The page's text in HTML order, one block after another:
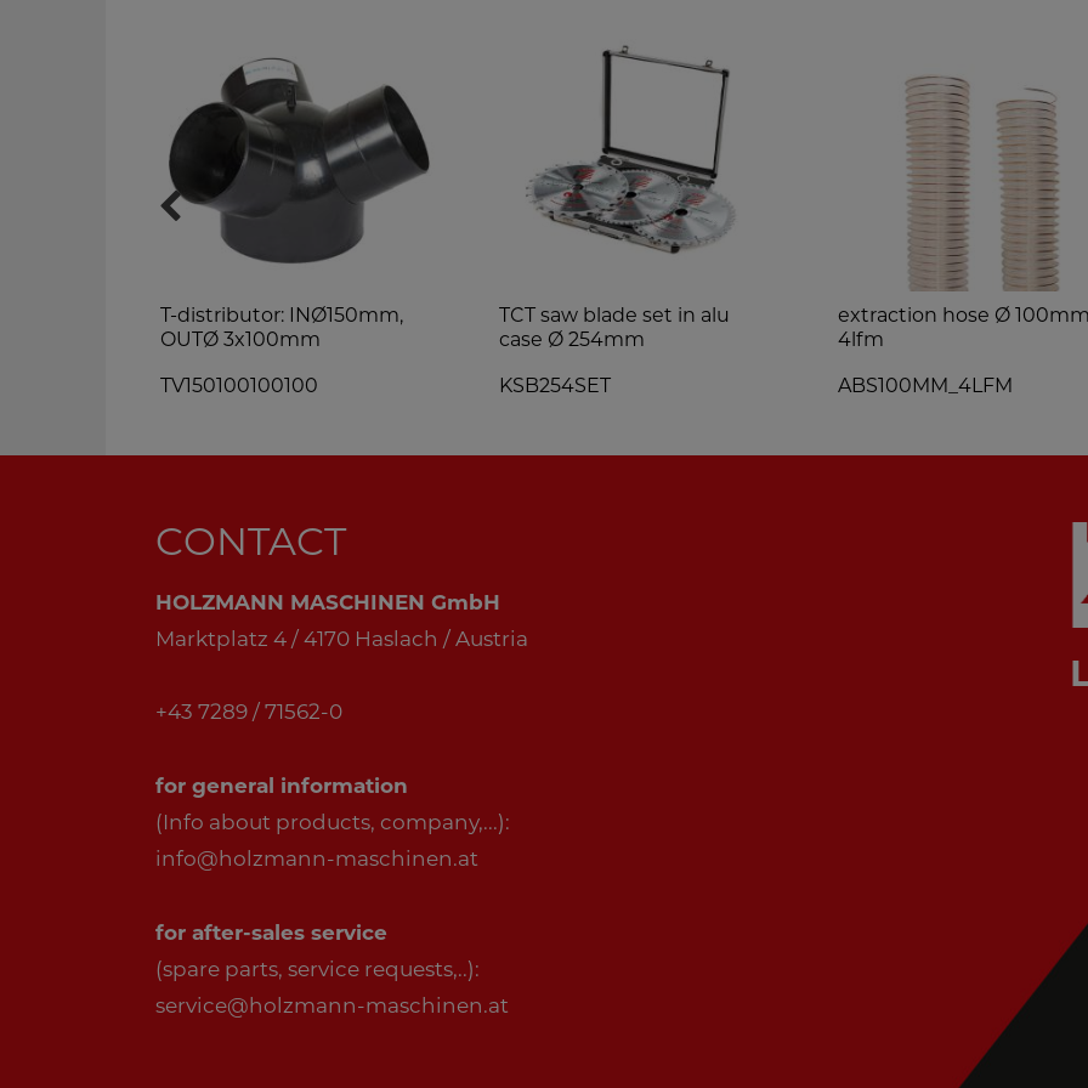
T-distributor: INØ150mm,
OUTØ 3x100mm
TV150100100100
TCT saw blade set in alu
case Ø 254mm
KSB254SET
extraction hose Ø 100mm
4lfm
ABS100MM_4LFM
CONTACT
HOLZMANN MASCHINEN GmbH
Marktplatz 4 / 4170 Haslach / Austria
+43 7289 / 71562-0
for general information
(Info about products, company,...):
info@holzmann-maschinen.at
for after-sales service
(spare parts, service requests,..):
service@holzmann-maschinen.at